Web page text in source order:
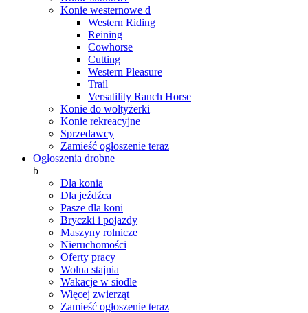
Konie westernowe d
Western Riding
Reining
Cowhorse
Cutting
Western Pleasure
Trail
Versatility Ranch Horse
Konie do woltyżerki
Konie rekreacyjne
Sprzedawcy
Zamieść ogłoszenie teraz
Ogłoszenia drobne
b
Dla konia
Dla jeźdźca
Pasze dla koni
Bryczki i pojazdy
Maszyny rolnicze
Nieruchomości
Oferty pracy
Wolna stajnia
Wakacje w siodle
Więcej zwierząt
Zamieść ogłoszenie teraz